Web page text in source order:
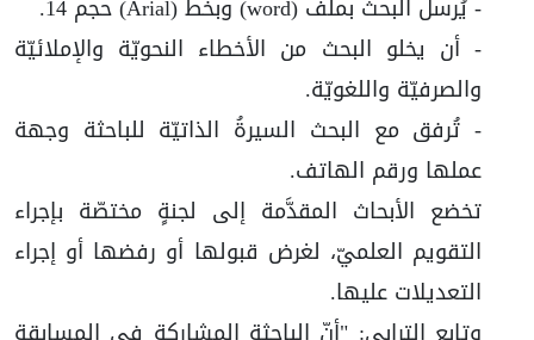
- يُرسل البحث بملفّ (word) وبخطّ (Arial) حجم 14.
- أن يخلو البحث من الأخطاء النحويّة والإملائيّة
والصرفيّة واللغويّة.
- تُرفق مع البحث السيرةُ الذاتيّة للباحثة وجهة
عملها ورقم الهاتف.
تخضع الأبحاث المقدَّمة إلى لجنةٍ مختصّة بإجراء
التقويم العلميّ، لغرض قبولها أو رفضها أو إجراء
التعديلات عليها.